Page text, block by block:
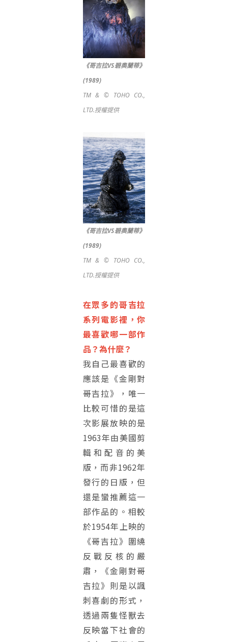
《哥吉拉VS碧奧蘭蒂》
(1989)
TM & © TOHO CO.,
LTD.授權提供
《哥吉拉VS碧奧蘭蒂》
(1989)
TM & © TOHO CO.,
LTD.授權提供
在眾多的哥吉拉
系列電影裡，你
最喜歡哪一部作
品？為什麼？
我自己最喜歡的
應該是《金剛對
哥吉拉》，唯一
比較可惜的是這
次影展放映的是
1963年由美國剪
輯和配音的美
版，而非1962年
發行的日版，但
還是蠻推薦這一
部作品的。相較
於1954年上映的
《哥吉拉》圍繞
反戰反核的嚴
肅，《金剛對哥
吉拉》則是以諷
刺喜劇的形式，
透過兩隻怪獸去
反映當下社會的